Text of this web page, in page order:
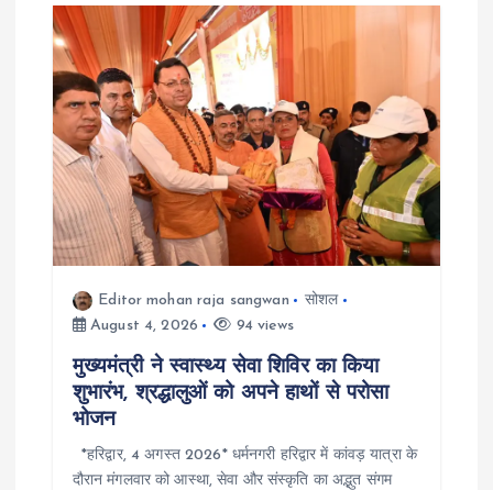
Editor mohan raja sangwan
सोशल
August 4, 2026
94 views
मुख्यमंत्री ने स्वास्थ्य सेवा शिविर का किया
शुभारंभ, श्रद्धालुओं को अपने हाथों से परोसा
भोजन
*हरिद्वार, 4 अगस्त 2026* धर्मनगरी हरिद्वार में कांवड़ यात्रा के
दौरान मंगलवार को आस्था, सेवा और संस्कृति का अद्भुत संगम